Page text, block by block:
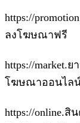
https://
ลงโฆษณาฟรี
https://market.ย
โฆษณาออนไล
https://online.สิ